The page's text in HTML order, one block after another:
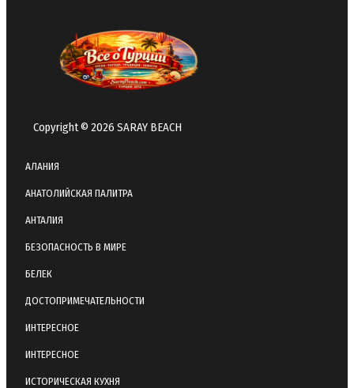
Copyright © 2026 SARAY BEACH
АЛАНИЯ
АНАТОЛИЙСКАЯ ПАЛИТРА
АНТАЛИЯ
БЕЗОПАСНОСТЬ В МИРЕ
БЕЛЕК
ДОСТОПРИМЕЧАТЕЛЬНОСТИ
ИНТЕРЕСНОЕ
ИНТЕРЕСНОЕ
ИСТОРИЧЕСКАЯ КУХНЯ